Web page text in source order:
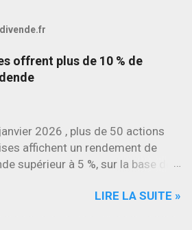
offrent plus de 10 % de
2026 , plus de 50 actions
affichent un rendement de
supérieur à 5 %, sur la base des
les plus marquantes concerne
LIRE LA SUITE »